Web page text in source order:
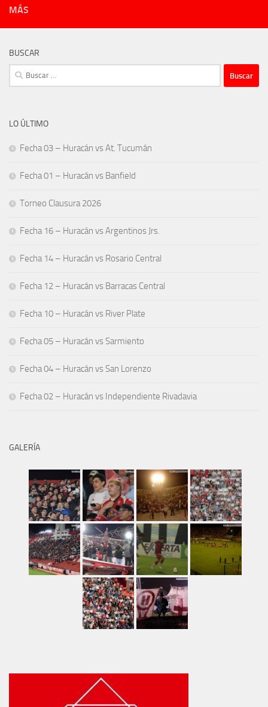
MÁS
BUSCAR
Buscar:
LO ÚLTIMO
Fecha 03 – Huracán vs At. Tucumán
Fecha 01 – Huracán vs Banfield
Torneo Clausura 2026
Fecha 16 – Huracán vs Argentinos Jrs.
Fecha 14 – Huracán vs Rosario Central
Fecha 12 – Huracán vs Barracas Central
Fecha 10 – Huracán vs River Plate
Fecha 05 – Huracán vs Sarmiento
Fecha 04 – Huracán vs San Lorenzo
Fecha 02 – Huracán vs Independiente Rivadavia
GALERÍA